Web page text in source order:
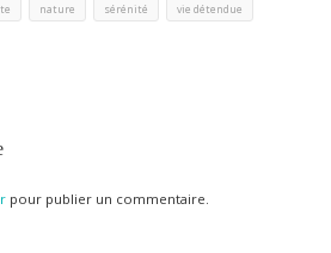
nature sérénité vie détendue
pour publier un commentaire.